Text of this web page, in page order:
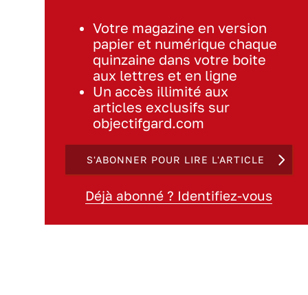
Votre magazine en version
papier et numérique chaque
quinzaine dans votre boite
aux lettres et en ligne
Un accès illimité aux
articles exclusifs sur
objectifgard.com
S'ABONNER POUR LIRE L'ARTICLE
Déjà abonné ? Identifiez-vous